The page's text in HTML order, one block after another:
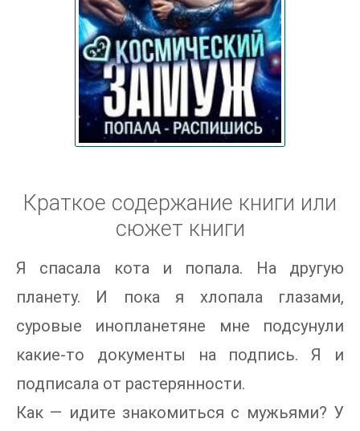
Краткое содержание книги или
сюжет книги
Я спасала кота и попала. На другую
планету. И пока я хлопала глазами,
суровые инопланетяне мне подсунули
какие-то документы на подпись. Я и
подписала от растерянности.
Как — идите знакомиться с мужьями? У